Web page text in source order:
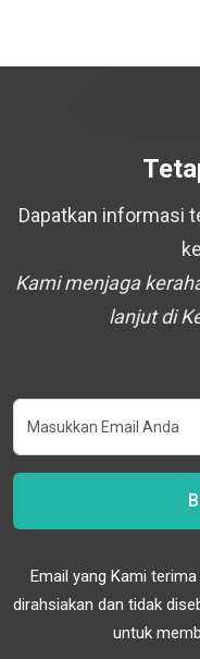
Dapatkan informasi
Kami menjaga
lanjut di
Email yang Kami
dirahsiakan dan tidak
untuk